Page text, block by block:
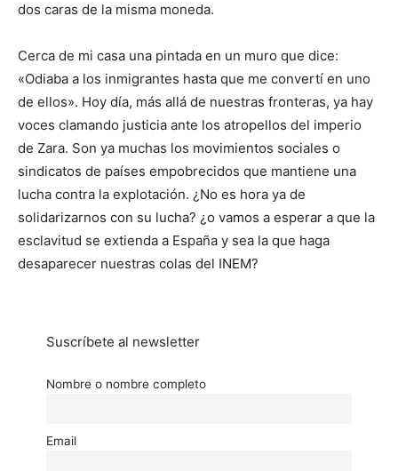
dos caras de la misma moneda.
Cerca de mi casa una pintada en un muro que dice:
«Odiaba a los inmigrantes hasta que me convertí en uno
de ellos». Hoy día, más allá de nuestras fronteras, ya hay
voces clamando justicia ante los atropellos del imperio
de Zara. Son ya muchas los movimientos sociales o
sindicatos de países empobrecidos que mantiene una
lucha contra la explotación. ¿No es hora ya de
solidarizarnos con su lucha? ¿o vamos a esperar a que la
esclavitud se extienda a España y sea la que haga
desaparecer nuestras colas del INEM?
Suscríbete al newsletter
Nombre o nombre completo
Email